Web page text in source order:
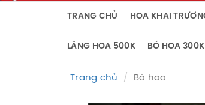
TRANG CHỦ HOA KHAI
LÃNG HOA 500K BÓ HOA 300K
Trang chủ Bó hoa